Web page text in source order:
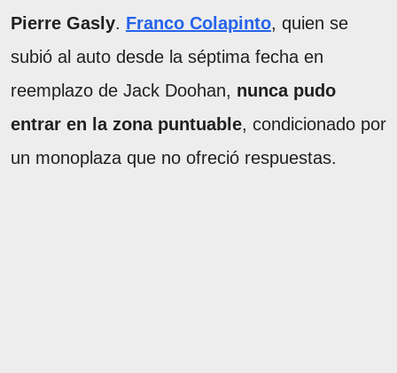
Pierre Gasly. Franco Colapinto, quien se
subió al auto desde la séptima fecha en
reemplazo de Jack Doohan, nunca pudo
entrar en la zona puntuable, condicionado por
un monoplaza que no ofreció respuestas.